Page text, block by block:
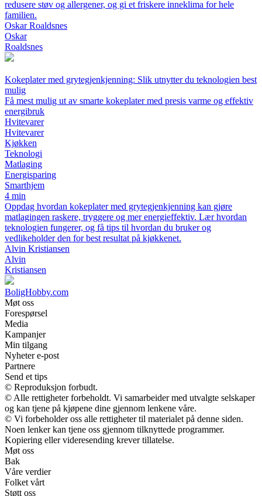
redusere støv og allergener, og gi et friskere inneklima for hele
familien.
Oskar Roaldsnes
Oskar
Roaldsnes
Kokeplater med grytegjenkjenning: Slik utnytter du teknologien best
mulig
Få mest mulig ut av smarte kokeplater med presis varme og effektiv
energibruk
Hvitevarer
Hvitevarer
Kjøkken
Teknologi
Matlaging
Energisparing
Smarthjem
4 min
Oppdag hvordan kokeplater med grytegjenkjenning kan gjøre
matlagingen raskere, tryggere og mer energieffektiv. Lær hvordan
teknologien fungerer, og få tips til hvordan du bruker og
vedlikeholder den for best resultat på kjøkkenet.
Alvin Kristiansen
Alvin
Kristiansen
BoligHobby.com
Møt oss
Forespørsel
Media
Kampanjer
Min tilgang
Nyheter e-post
Partnere
Send et tips
© Reproduksjon forbudt.
© Alle rettigheter forbeholdt. Vi samarbeider med utvalgte selskaper
og kan tjene på kjøpene dine gjennom lenkene våre.
© Vi forbeholder oss alle rettigheter til materialet på denne siden.
Noen lenker kan tjene oss gjennom tilknyttede programmer.
Kopiering eller videresending krever tillatelse.
Møt oss
Bak
Våre verdier
Folket vårt
Støtt oss